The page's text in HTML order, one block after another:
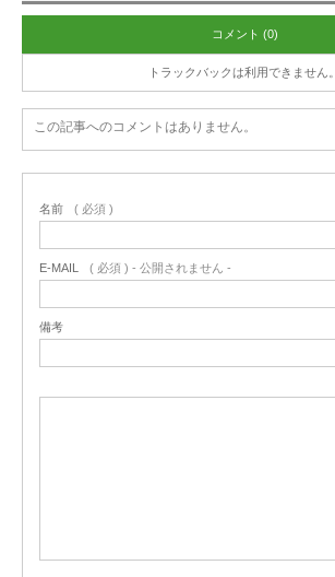
コメント (0)
トラックバックは利用できません。
この記事へのコメントはありません。
名前 ( 必須 )
E-MAIL ( 必須 ) - 公開されません -
備考